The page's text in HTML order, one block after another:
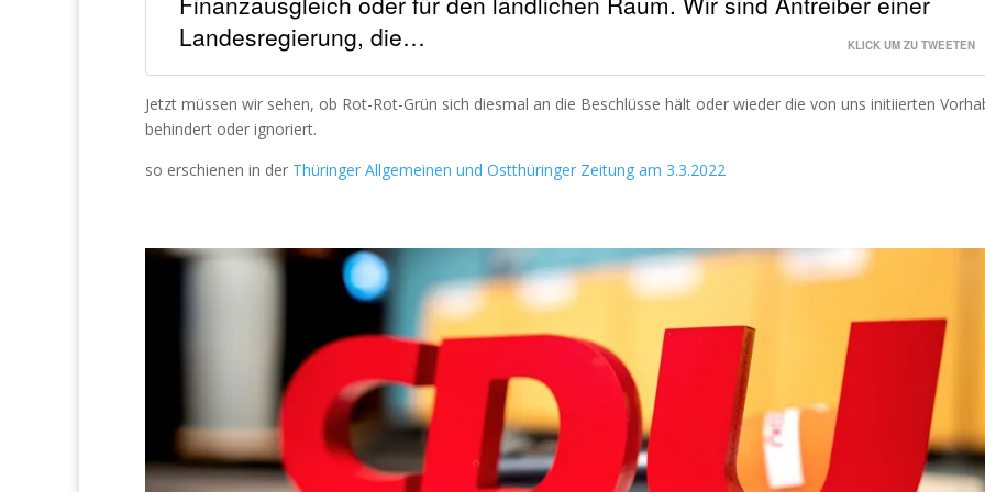
Landesregierung, die…
KLICK UM ZU TWEETEN
Jetzt müssen wir sehen, ob Rot-Rot-Grün sich diesmal an die Beschlüsse hält oder wieder die von uns initiierten
behindert oder ignoriert.
so erschienen in der Thüringer Allgemeinen und Ostthüringer Zeitung am 3.3.2022